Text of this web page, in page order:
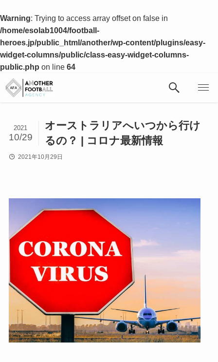
Warning: Trying to access array offset on false in
/home/esolab1004/football-
heroes.jp/public_html/another/wp-content/plugins/easy-
widget-columns/public/class-easy-widget-columns-
public.php on line 64
オーストラリアへいつから行け
るの？ | コロナ最新情報
2021
10/29
2021年10月29日